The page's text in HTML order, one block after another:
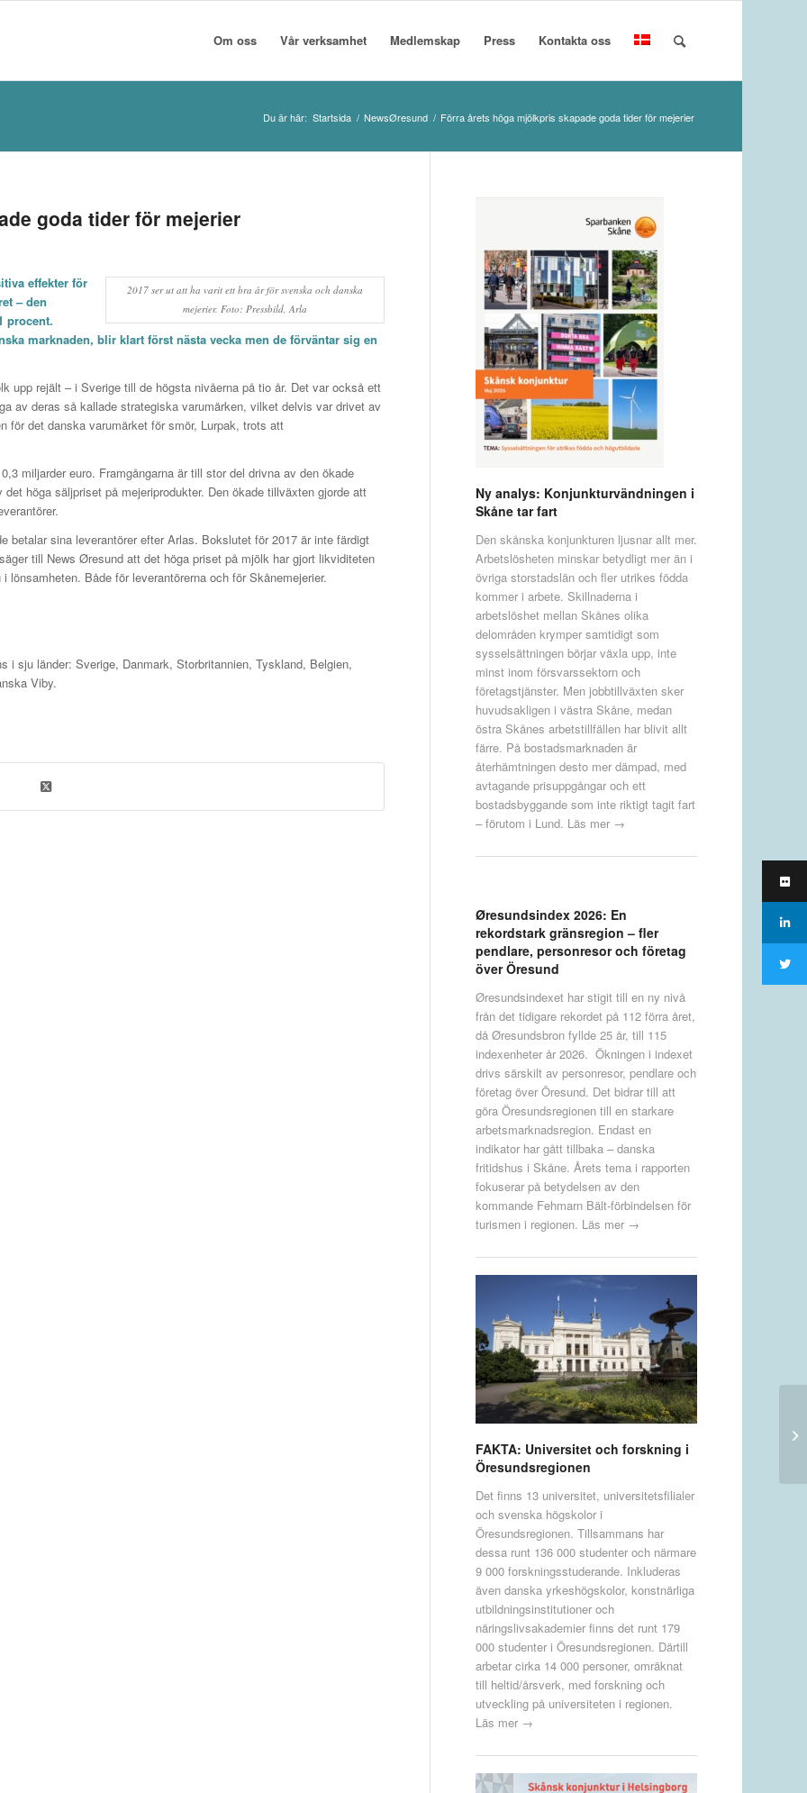
Om oss Vår verksamhet Medlemskap Press Kontakta oss
Du är här: Startsida / NewsØresund / Förra årets höga mjölkpris skapade goda tider för mejerier
goda tider för mejerier
2017 ser ut att ha varit ett bra år för svenska och danska
mejerier. Foto: Pressbild, Arla
effekter för
– den
procent.
marknaden, blir klart först nästa vecka men de förväntar sig en
upp rejält – i Sverige till de högsta nivåerna på tio år. Det var också ett
av deras så kallade strategiska varumärken, vilket delvis var drivet av
för det danska varumärket för smör, Lurpak, trots att
miljarder euro. Framgångarna är till stor del drivna av den ökade
höga säljpriset på mejeriprodukter. Den ökade tillväxten gjorde att
betalar sina leverantörer efter Arlas. Bokslutet för 2017 är inte färdigt
till News Øresund att det höga priset på mjölk har gjort likviditeten
Både för leverantörerna och för Skånemejerier.
i sju länder: Sverige, Danmark, Storbritannien, Tyskland, Belgien,
Viby.
Ny analys: Konjunkturvändningen i
Skåne tar fart
Den skånska konjunkturen ljusnar allt mer.
Arbetslösheten minskar betydligt mer än i
övriga storstadslän och fler utrikes födda
kommer i arbete. Skillnaderna i
arbetslöshet mellan Skånes olika
delområden krymper samtidigt som
sysselsättningen börjar växla upp, inte
minst inom försvarssektorn och
företagstjänster. Men jobbtillväxten sker
huvudsakligen i västra Skåne, medan
östra Skånes arbetstillfällen har blivit allt
färre. På bostadsmarknaden är
återhämtningen desto mer dämpad, med
avtagande prisuppgångar och ett
bostadsbyggande som inte riktigt tagit fart
– förutom i Lund. Läs mer →
Øresundsindex 2026: En
rekordstark gränsregion – fler
pendlare, personresor och företag
över Öresund
Øresundsindexet har stigit till en ny nivå
från det tidigare rekordet på 112 förra året,
då Øresundsbron fyllde 25 år, till 115
indexenheter år 2026. Ökningen i indexet
drivs särskilt av personresor, pendlare och
företag över Öresund. Det bidrar till att
göra Öresundsregionen till en starkare
arbetsmarknadsregion. Endast en
indikator har gått tillbaka – danska
fritidshus i Skåne. Årets tema i rapporten
fokuserar på betydelsen av den
kommande Fehmarn Bält-förbindelsen för
turismen i regionen. Läs mer →
FAKTA: Universitet och forskning i
Öresundsregionen
Det finns 13 universitet, universitetsfilialer
och svenska högskolor i
Öresundsregionen. Tillsammans har
dessa runt 136 000 studenter och närmare
9 000 forskningsstuderande. Inkluderas
även danska yrkeshögskolor, konstnärliga
utbildningsinstitutioner och
näringslivsakademier finns det runt 179
000 studenter i Öresundsregionen. Därtill
arbetar cirka 14 000 personer, omräknat
till heltid/årsverk, med forskning och
utveckling på universiteten i regionen.
Läs mer →